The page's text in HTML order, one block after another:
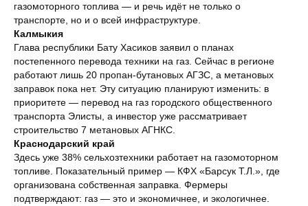
газомоторного топлива — и речь идёт не только о
транспорте, но и о всей инфраструктуре.
Калмыкия
Глава республики Бату Хасиков заявил о планах
постепенного перевода техники на газ. Сейчас в регионе
работают лишь 20 пропан-бутановых АГЗС, а метановых
заправок пока нет. Эту ситуацию планируют изменить: в
приоритете — перевод на газ городского общественного
транспорта Элисты, а инвестор уже рассматривает
строительство 7 метановых АГНКС.
Краснодарский край
Здесь уже 38% сельхозтехники работает на газомоторном
топливе. Показательный пример — КФХ «Барсук Т.Л.», где
организована собственная заправка. Фермеры
подтверждают: газ — это и экономичнее, и экологичнее.
КОНТАКТЫ
127273 г. Москва,
Отрадная 2Б, Строение 6
+7 (495) 921-25-60
info@tk-center.ru
tkcenterru